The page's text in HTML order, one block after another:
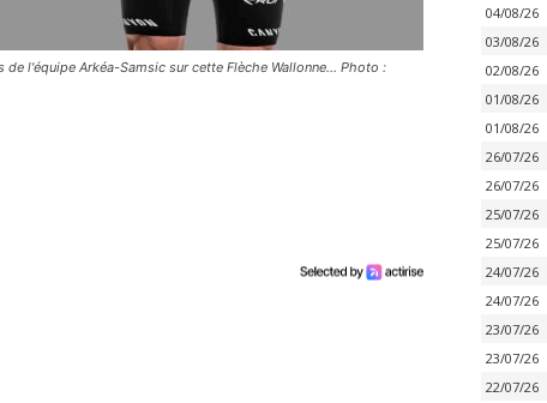
l'équipe Arkéa-Samsic sur cette Flèche Wallonne... Photo :
04/08/26
03/08/26
02/08/26
01/08/26
01/08/26
26/07/26
26/07/26
25/07/26
25/07/26
24/07/26
24/07/26
23/07/26
23/07/26
22/07/26